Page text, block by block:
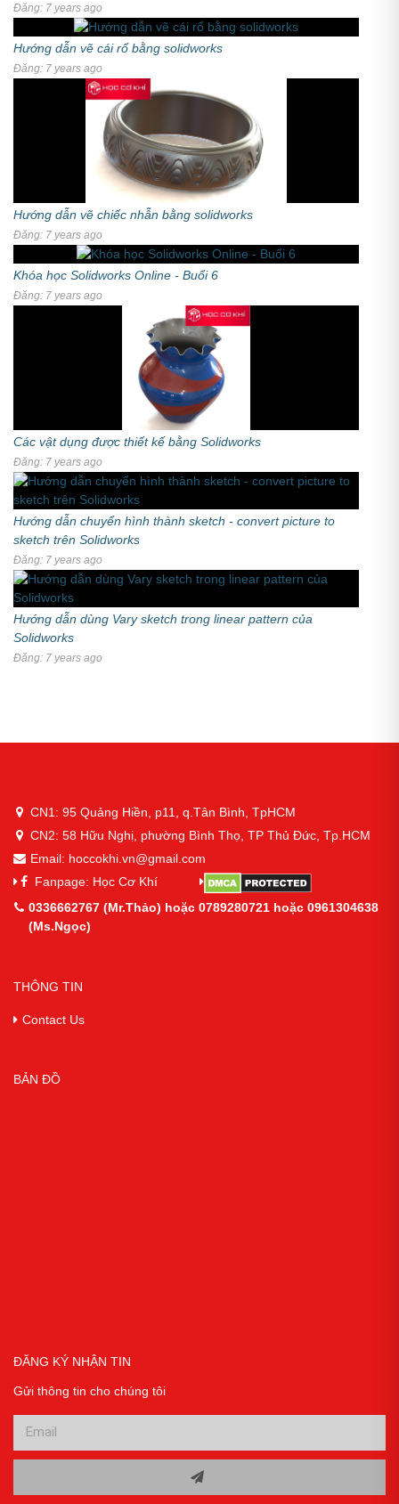
Đăng: 7 years ago
Hướng dẫn vẽ cái rổ bằng solidworks
Đăng: 7 years ago
Hướng dẫn vẽ chiếc nhẫn bằng solidworks
Đăng: 7 years ago
Khóa học Solidworks Online - Buổi 6
Đăng: 7 years ago
Các vật dụng được thiết kế bằng Solidworks
Đăng: 7 years ago
Hướng dẫn chuyển hình thành sketch - convert picture to
sketch trên Solidworks
Đăng: 7 years ago
Hướng dẫn dùng Vary sketch trong linear pattern của
Solidworks
Đăng: 7 years ago
CN1: 95 Quảng Hiền, p11, q.Tân Bình, TpHCM
CN2: 58 Hữu Nghị, phường Bình Thọ, TP Thủ Đức, Tp.HCM
Email: hoccokhi.vn@gmail.com
Fanpage: Học Cơ Khí
0336662767 (Mr.Thảo) hoặc 0789280721 hoặc 0961304638
(Ms.Ngọc)
THÔNG TIN
Contact Us
BẢN ĐỒ
ĐĂNG KÝ NHẬN TIN
Gửi thông tin cho chúng tôi